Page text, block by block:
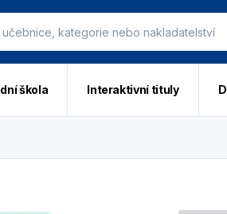
škola Interaktivní tituly